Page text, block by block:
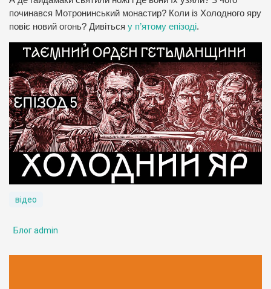
починався Мотронинський монастир? Коли із Холодного яру
повіє новий огонь? Дивіться у п’ятому епізоді.
відео
Блог admin